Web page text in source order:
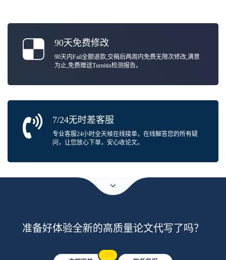
90天免费修改
90天内Fail全额退款,交稿后两周内免费无限次修改,满意
为止,免费赠送Turnitin检测报告。
7/24无时差客服
专业客服24小时全天候在线接单，在线解答您的所有疑
问，让您放心下单，安心收论文。
准备好体验全新的高质量论文代写了吗？
-5%